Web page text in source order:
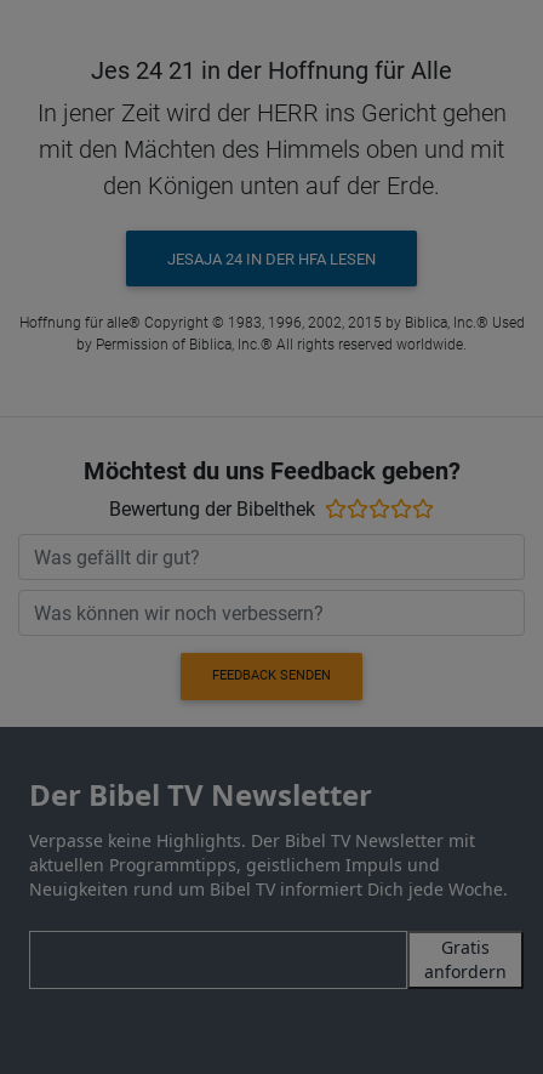
Jes 24 21 in der Hoffnung für Alle
In jener Zeit wird der HERR ins Gericht gehen
mit den Mächten des Himmels oben und mit
den Königen unten auf der Erde.
JESAJA 24 IN DER HFA LESEN
Hoffnung für alle® Copyright © 1983, 1996, 2002, 2015 by Biblica, Inc.® Used
by Permission of Biblica, Inc.® All rights reserved worldwide.
Möchtest du uns Feedback geben?
Bewertung der Bibelthek
FEEDBACK SENDEN
Der Bibel TV Newsletter
Verpasse keine Highlights. Der Bibel TV Newsletter mit
aktuellen Programmtipps, geistlichem Impuls und
Neuigkeiten rund um Bibel TV informiert Dich jede Woche.
Gratis
anfordern